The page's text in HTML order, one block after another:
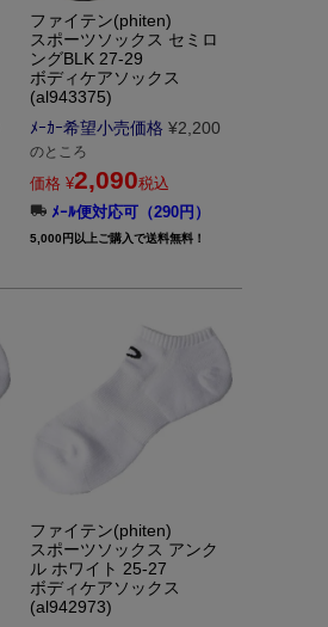
ファイテン(phiten)
スポーツソックス セミロ
ングBLK 27-29
ボディケアソックス
(al943375)
ﾒｰｶｰ希望小売価格 ¥2,200
のところ
価格 ¥2,090税込
ﾒｰﾙ便対応可（290円）
5,000円以上ご購入で送料無料！
ファイテン(phiten)
スポーツソックス アンク
ル ホワイト 25-27
ボディケアソックス
(al942973)